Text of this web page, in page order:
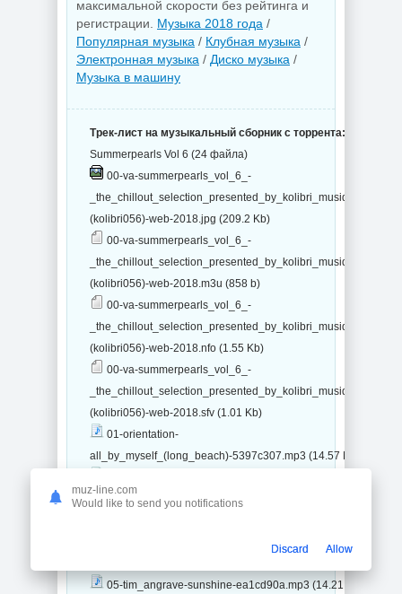
максимальной скорости без рейтинга и
регистрации. Музыка 2018 года /
Популярная музыка / Клубная музыка /
Электронная музыка / Диско музыка /
Музыка в машину
Трек-лист на музыкальный сборник с торрента:
Summerpearls Vol 6 (24 файла)
00-va-summerpearls_vol_6_-
_the_chillout_selection_presented_by_kolibri_musique-
(kolibri056)-web-2018.jpg (209.2 Kb)
00-va-summerpearls_vol_6_-
_the_chillout_selection_presented_by_kolibri_musique-
(kolibri056)-web-2018.m3u (858 b)
00-va-summerpearls_vol_6_-
_the_chillout_selection_presented_by_kolibri_musique-
(kolibri056)-web-2018.nfo (1.55 Kb)
00-va-summerpearls_vol_6_-
_the_chillout_selection_presented_by_kolibri_musique-
(kolibri056)-web-2018.sfv (1.01 Kb)
01-orientation-
all_by_myself_(long_beach)-5397c307.mp3 (14.57 Mb)
03-max_sedgley-lifes_a_beach-cc87d999.mp3
04-sinan_kaya-nobodys_business-9532f35a.mp3
05-tim_angrave-sunshine-ea1cd90a.mp3 (14.21
muz-line.com
Would like to send you notifications
Discard Allow